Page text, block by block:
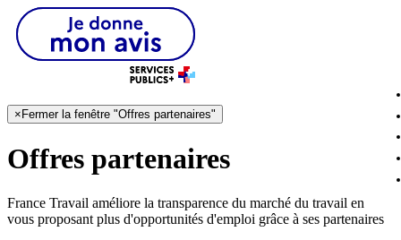
× Fermer la fenêtre "Offres partenaires"
Offres partenaires
France Travail améliore la transparence du marché du travail en
vous proposant plus d'opportunités d'emploi grâce à ses partenaires